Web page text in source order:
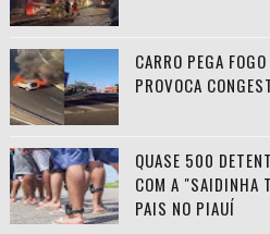
CARRO PEGA
PROVOCA
QUASE 500
COM A "SAIDINHA
PAIS NO PIAUÍ